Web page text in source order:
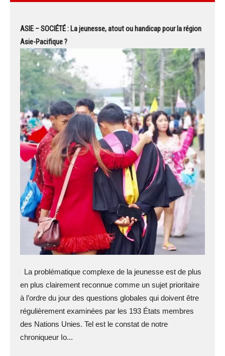
ASIE – SOCIÉTÉ : La jeunesse, atout ou handicap pour la région
Asie-Pacifique ?
La problématique complexe de la jeunesse est de plus
en plus clairement reconnue comme un sujet prioritaire
à l’ordre du jour des questions globales qui doivent être
régulièrement examinées par les 193 États membres
des Nations Unies. Tel est le constat de notre
chroniqueur Io...